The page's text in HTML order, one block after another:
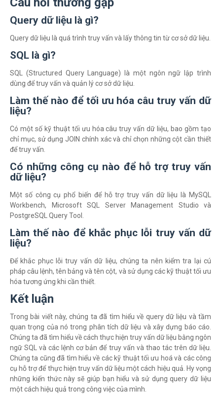
Query dữ liệu là gì?
Query dữ liệu là quá trình truy vấn và lấy thông tin từ cơ sở dữ liệu.
SQL là gì?
SQL (Structured Query Language) là một ngôn ngữ lập trình
dùng để truy vấn và quản lý cơ sở dữ liệu.
Làm thế nào để tối ưu hóa câu truy vấn dữ
liệu?
Có một số kỹ thuật tối ưu hóa câu truy vấn dữ liệu, bao gồm tạo
chỉ mục, sử dụng JOIN chính xác và chỉ chọn những cột cần thiết
để truy vấn.
Có những công cụ nào để hỗ trợ truy vấn
dữ liệu?
Một số công cụ phổ biến để hỗ trợ truy vấn dữ liệu là MySQL
Workbench, Microsoft SQL Server Management Studio và
PostgreSQL Query Tool.
Làm thế nào để khắc phục lỗi truy vấn dữ
liệu?
Để khắc phục lỗi truy vấn dữ liệu, chúng ta nên kiểm tra lại cú
pháp câu lệnh, tên bảng và tên cột, và sử dụng các kỹ thuật tối ưu
hóa tương ứng khi cần thiết.
Kết luận
Trong bài viết này, chúng ta đã tìm hiểu về query dữ liệu và tầm
quan trọng của nó trong phân tích dữ liệu và xây dựng báo cáo.
Chúng ta đã tìm hiểu về cách thực hiện truy vấn dữ liệu bằng ngôn
ngữ SQL và các lệnh cơ bản để truy vấn và thao tác trên dữ liệu.
Chúng ta cũng đã tìm hiểu về các kỹ thuật tối ưu hoá và các công
cụ hỗ trợ để thực hiện truy vấn dữ liệu một cách hiệu quả. Hy vọng
những kiến thức này sẽ giúp bạn hiểu và sử dụng query dữ liệu
một cách hiệu quả trong công việc của mình.